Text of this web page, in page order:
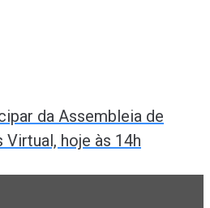
da Assembleia de
hoje às 14h